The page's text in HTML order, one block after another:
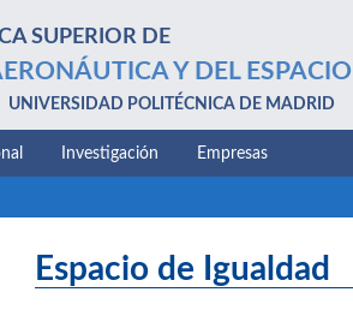
SUPERIOR DE
Y DEL ESPACIO
UNIVERSIDAD POLITÉCNICA DE MADRID
Investigación Empresas
Espacio de Igualdad